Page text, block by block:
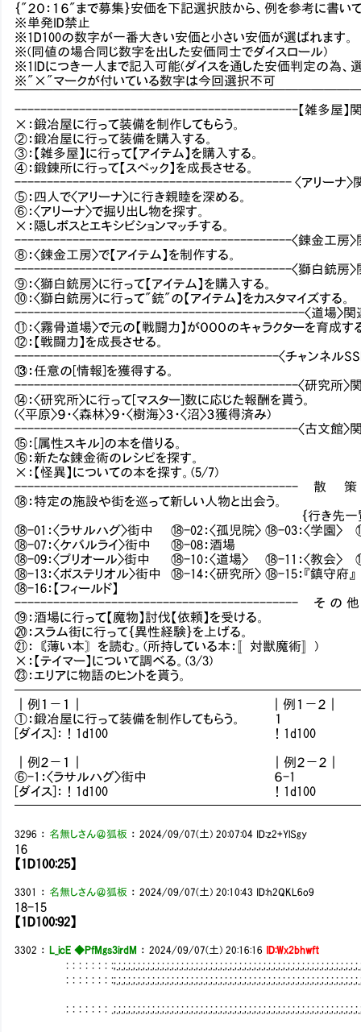
｛"２０：１６"まで募集｝安価を下記選択肢から、例を参考に書い
※単発ID禁止
※1D100の数字が一番大きい安価と小さい安価が選ばれます。
※(同値の場合同じ数字を出した安価同士でダイスロール)
※1IDにつき一人まで記入可能(ダイスを通した安価判定の為、
※"×"マークが付いている数字は今回選択不可
￣￣￣￣￣￣￣￣￣￣￣￣￣￣￣￣￣￣￣￣￣￣￣￣￣￣
--------------------------------------------【雑多屋
×：鍛冶屋に行って装備を制作してもらう。
②：鍛冶屋に行って装備を購入する。
③：【雑多屋】に行って【アイテム】を購入する。
④：鍛錬所に行って【スペック】を成長させる。
------------------------------------------- 〈アリー
⑤：四人で〈アリーナ〉に行き親睦を深める。
⑥：〈アリーナ〉で掘り出し物を探す。
×：隠しボスとエキシビションマッチする。
-------------------------------------------〈錬金工
⑧：〈錬金工房〉で【アイテム】を制作する。
-------------------------------------------〈獅白銃
⑨：〈獅白銃房〉に行って【アイテム】を購入する。
⑩：〈獅白銃房〉に行って"銃"の【アイテム】をカスタマイズする。
---------------------------------------------〈道場
⑪：〈霧骨道場〉で元の【戦闘力】が０００のキャラクターを育成す
⑫：【戦闘力】を成長させる。
-----------------------------------------〈チャンネル
⑬：任意の[情報]を獲得する。
--------------------------------------------〈研究所
⑭：〈研究所〉に行って[マスター]数に応じた報酬を貰う。
(〈平原〉９・〈森林〉９・〈樹海〉３・〈沼〉３獲得済み)
--------------------------------------------〈古文館
⑮：[属性スキル]の本を借りる。
⑯：新たな錬金術のレシピを探す。
×：【怪異】についての本を探す。(5/7)
-------------------------------------------- 散
⑱：特定の施設や街を巡って新しい人物と出会う。
｛行き先一覧
⑱-01：〈ラサルハグ〉街中 ⑱-02：〈孤児院〉 ⑱-03：〈学園〉
⑱-07：〈ケバルライ〉街中 ⑱-08：酒場
⑱-09：〈プリオール〉街中 ⑱-10：〈道場〉 ⑱-11：〈教会〉
⑱-13：〈ポステリオル〉街中 ⑱-14：〈研究所〉 ⑱-15：『鎮守府』
⑱-16：【フィールド】
-------------------------------------------- そ の
⑲：酒場に行って【魔物】討伐【依頼】を受ける。
⑳：スラム街に行って｛異性経験｝を上げる。
㉑：〘薄い本〙を読む。(所持している本：〚対獣魔術〛)
×：【テイマー】について調べる。(3/3)
㉓：エリアに物語のヒントを貰う。
｜例１－１｜ ｜例１－２｜
①：鍛冶屋に行って装備を制作してもらう。 １
[ダイス]：！1d100 ！1d100
｜例２－１｜ ｜例２－２｜ ｜
⑥-1：〈ラサルハグ〉街中 ６-1 ラ
[ダイス]：！1d100 ！1d100
3296 ： 名無しさん＠狐板 ：2024/09/07(土) 20:07:04 ID:z2+YlSgy
16
【1D100:25】
3301 ： 名無しさん＠狐板 ：2024/09/07(土) 20:10:43 ID:h2QKL6o9
18-15
【1D100:92】
3302 ： L_icE ◆PfMgs3irdM ：2024/09/07(土) 20:16:16 ID:Wx2bhwft
: : : : : : :
: : : : : : :
: : : : : : :